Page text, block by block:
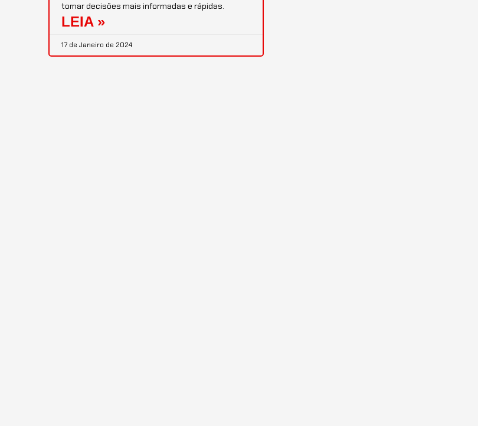
tomar decisões mais informadas e rápidas.
LEIA »
17 de Janeiro de 2024